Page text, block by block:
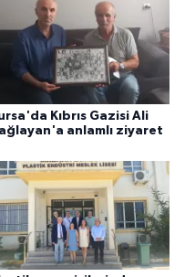
Kıbrıs Gazisi Ali
anlamlı ziyaret